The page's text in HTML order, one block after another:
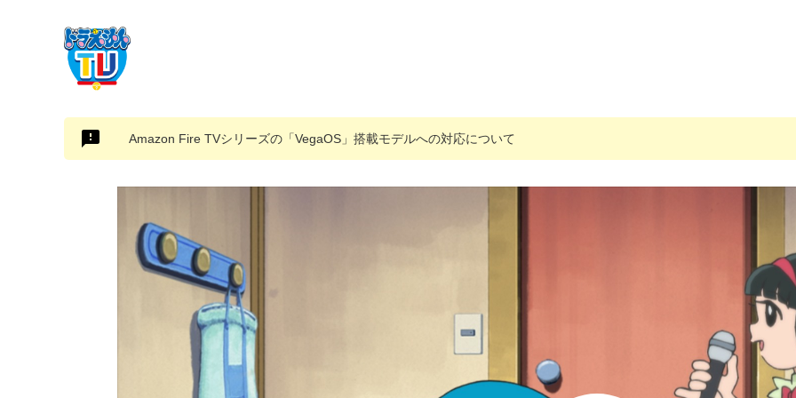
Amazon Fire TVシリーズの「VegaOS」搭載モデルへの対応について